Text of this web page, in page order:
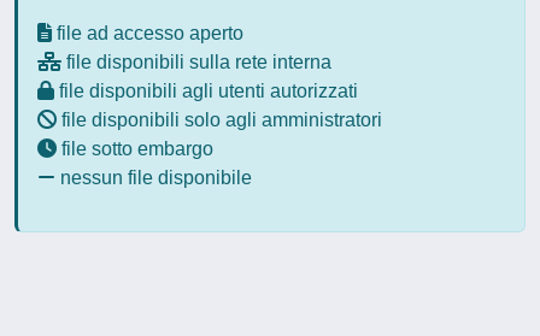
file ad accesso aperto
file disponibili sulla rete interna
file disponibili agli utenti autorizzati
file disponibili solo agli amministratori
file sotto embargo
nessun file disponibile